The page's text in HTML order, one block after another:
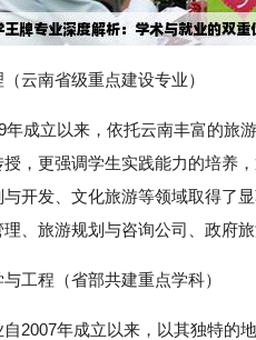
云南省级重点建设专业）
成立以来，依托云南丰富的旅
，更强调学生实践能力的培养
开发、文化旅游等领域取得了
、旅游规划与咨询公司、政府
工程（省部共建重点学科）
2007年成立以来，以其独特的